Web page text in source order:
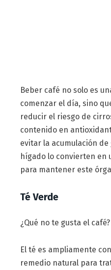
Beber café no solo es
comenzar el día, sino
reducir el riesgo de
contenido en
evitar la acumulación de
hígado lo convierten en
para mantener este
Té Verde
¿Qué no te gusta el
El té es ampliamente
remedio natural para